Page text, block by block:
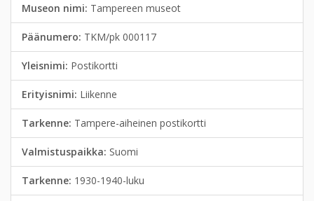
Museon nimi: Tampereen museot
Päänumero: TKM/pk 000117
Yleisnimi: Postikortti
Erityisnimi: Liikenne
Tarkenne: Tampere-aiheinen postikortti
Valmistuspaikka: Suomi
Tarkenne: 1930-1940-luku